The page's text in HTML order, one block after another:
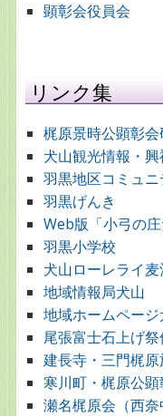
顕彰会役員会
リンク集
梶原景時公顕彰
犬山観光情報・
羽黒地区コミュ
羽黒げんき
Web版「小弓の庄
羽黒小学校
犬山ローレライ
地域情報局犬山
地域ホームペー
尾張富士石上げ
建長寺・三門梶
寒川町・梶原公顕
瀬名梶原会（西奈